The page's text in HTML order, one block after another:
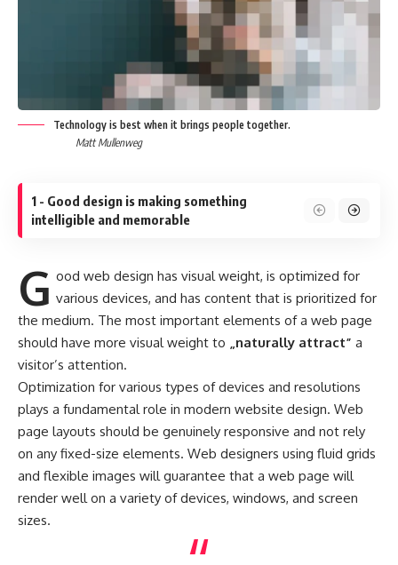
Technology is best when it brings people together.
Matt Mullenweg
1 - Good design is making something
intelligible and memorable
G ood web design has visual weight, isoptimized for
various devices, and has content that is prioritized for
the medium. The most important elements of a web page
should have more visual weight to „naturally attract” a
visitor’s attention.
Optimization for various types of devices and resolutions
plays a fundamental role in modern website design. Web
page layouts should be genuinely responsive and not rely
on any fixed-size elements. Web designers using fluid grids
and flexible images will guarantee that a web page will
render well on a variety of devices, windows, and screen
sizes.